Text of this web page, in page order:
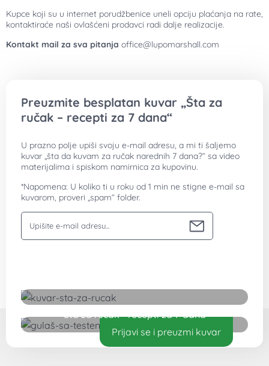
Kupce koji su u internet porudžbenice uneli opciju plaćanja na rate,
kontaktiraće naši ovlašćeni prodavci radi dalje realizacije.
Kontakt mail za sva pitanja office@lupomarshall.com
Preuzmite besplatan kuvar „Šta za
ručak – recepti za 7 dana“
U prazno polje upiši svoju e-mail adresu, a mi ti šaljemo
kuvar „šta da kuvam za ručak narednih 7 dana?“ sa video
materijalima i spiskom namirnica za kupovinu.
*Napomena: U koliko ti u roku od 1 min ne stigne e-mail sa
kuvarom, proveri „spam“ folder.
Prijavi se i preuzmi kuvar
Šta za ručak - recepti za 7 dana